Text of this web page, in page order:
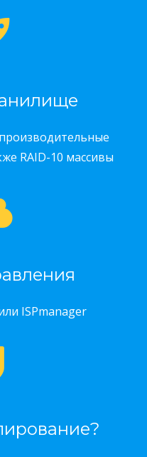
RAID-10 массивы
ISPmanager